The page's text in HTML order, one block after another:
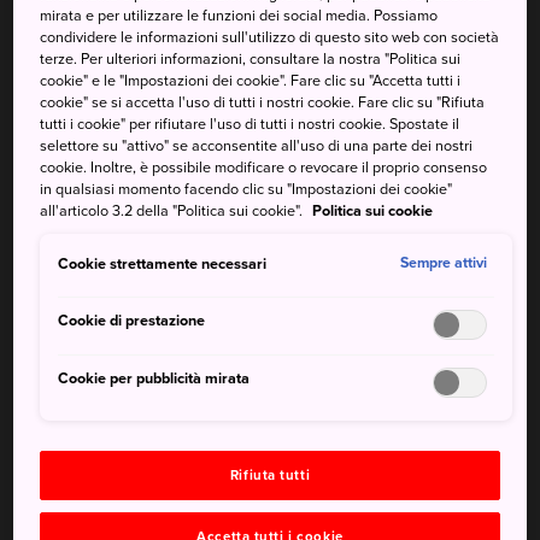
diffondeva in ogni angolo del Paese, i cuochi
aggiungevano le prelibatezze e il pesce del posto,
creando versioni di sushi sempre nuove. La rapida
espansione di questo piatto, che si combinava alle
tradizioni culinarie delle varie regioni del Giappone, ha
dato e continua a dare origine a una grande varietà di
piatti ormai noti in tutto il mondo con il nome di sushi.
origine a diversi tipi di sushi. Ecco i dieci più noti:
mirata e per utilizzare le funzioni dei social media. Possiamo
condividere le informazioni sull'utilizzo di questo sito web con società
terze. Per ulteriori informazioni, consultare la nostra "Politica sui
cookie" e le "Impostazioni dei cookie". Fare clic su "Accetta tutti i
cookie" se si accetta l'uso di tutti i nostri cookie. Fare clic su "Rifiuta
tutti i cookie" per rifiutare l'uso di tutti i nostri cookie. Spostate il
selettore su "attivo" se acconsentite all'uso di una parte dei nostri
cookie. Inoltre, è possibile modificare o revocare il proprio consenso
in qualsiasi momento facendo clic su "Impostazioni dei cookie"
all'articolo 3.2 della "Politica sui cookie". Politica sui cookie
Cookie strettamente necessari Sempre attivi
Cookie di prestazione
Cookie per pubblicità mirata
Rifiuta tutti
Accetta tutti i cookie